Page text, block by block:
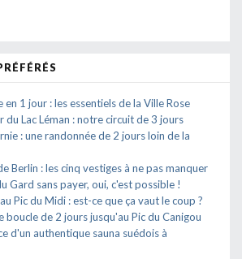
1 jour : les essentiels de la Ville Rose
du Lac Léman : notre circuit de 3 jours
: une randonnée de 2 jours loin de la
Berlin : les cinq vestiges à ne pas manquer
Gard sans payer, oui, c'est possible !
Pic du Midi : est-ce que ça vaut le coup ?
boucle de 2 jours jusqu'au Pic du Canigou
d'un authentique sauna suédois à